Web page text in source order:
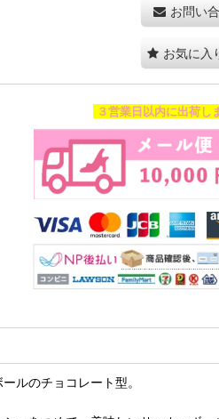
お問い
お気に入
３営業日以内に出荷し
ルのチョコレート型。